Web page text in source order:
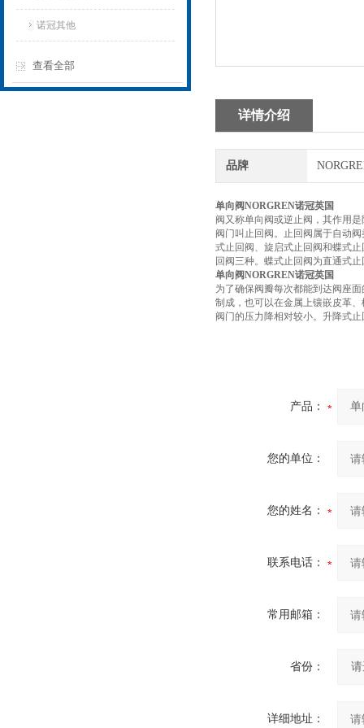
诺冠其他
查看全部
详情介绍
品牌
单向阀NORGREN诺冠英国
阀又称单向阀或逆止阀，其作用
阀门叫止回阀。止回阀属于自动
式止回阀、旋启式止回阀和蝶式
回阀三种。蝶式止回阀为直通式
单向阀NORGREN诺冠英国
为了确保阀瓣每次都能到达阀座
制成，也可以在金属上镶嵌皮革
阀门的压力降相对较小。升降式
产品：
您的单位：
您的姓名：
联系电话：
常用邮箱：
省份：
详细地址：